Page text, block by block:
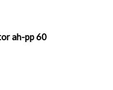
ah-pp 60